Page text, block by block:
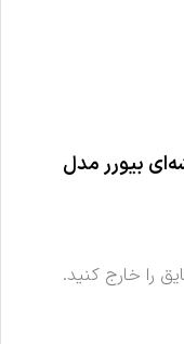
بیورر مدل
را خارج کنید.